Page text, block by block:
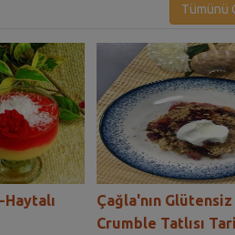
Tümünü
Çağla'nın
Crumble Tatlısı